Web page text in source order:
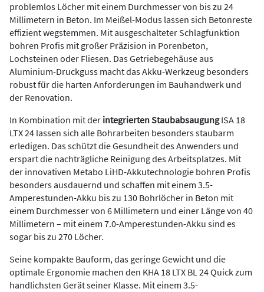
problemlos Löcher mit einem Durchmesser von bis zu 24
Millimetern in Beton. Im Meißel-Modus lassen sich Betonreste
effizient wegstemmen. Mit ausgeschalteter Schlagfunktion
bohren Profis mit großer Präzision in Porenbeton,
Lochsteinen oder Fliesen. Das Getriebegehäuse aus
Aluminium-Druckguss macht das Akku-Werkzeug besonders
robust für die harten Anforderungen im Bauhandwerk und
der Renovation.
In Kombination mit der integrierten StaubabsaugungISA 18
LTX 24 lassen sich alle Bohrarbeiten besonders staubarm
erledigen. Das schützt die Gesundheit des Anwenders und
erspart die nachträgliche Reinigung des Arbeitsplatzes. Mit
der innovativen Metabo LiHD-Akkutechnologie bohren Profis
besonders ausdauernd und schaffen mit einem 3.5-
Amperestunden-Akku bis zu 130 Bohrlöcher in Beton mit
einem Durchmesser von 6 Millimetern und einer Länge von 40
Millimetern – mit einem 7.0-Amperestunden-Akku sind es
sogar bis zu 270 Löcher.
Seine kompakte Bauform, das geringe Gewicht und die
optimale Ergonomie machen den KHA 18 LTX BL 24 Quick zum
handlichsten Gerät seiner Klasse. Mit einem 3.5-